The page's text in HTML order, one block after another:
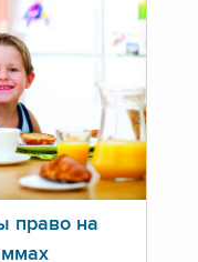
право на